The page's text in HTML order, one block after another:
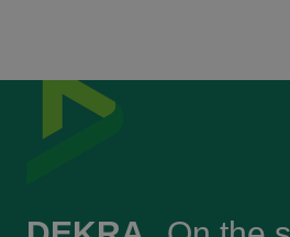
Sidfot